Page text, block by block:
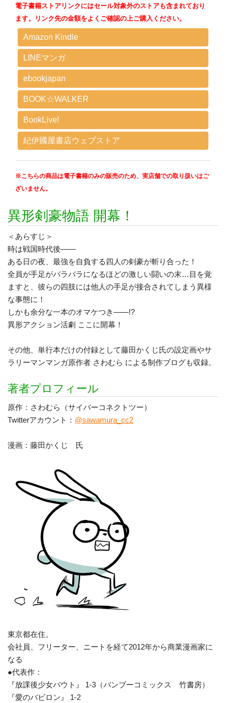
電子書籍ストアリンクにはセール対象外のストアも含まれており
ます。リンク先の金額をよくご確認の上ご購入ください。
Amazon Kindle
LINEマンガ
ebookjapan
BOOK☆WALKER
BookLive!
紀伊國屋書店ウェブストア
※こちらの商品は電子書籍のみの販売のため、実店舗での取り扱いはご
ざいません。
異形剣豪物語 開幕！
＜あらすじ＞
時は戦国時代後――
ある日の夜、最強を自負する四人の剣豪が斬り合った！
全員が手足がバラバラになるほどの激しい闘いの末…目を覚
ますと、彼らの四肢には他人の手足が接合されてしまう異様
な事態に！
しかも余分な一本のオマケつき――!?
異形アクション活劇 ここに開幕！
その他、単行本だけの付録として藤田かくじ氏の設定画やサ
ラリーマンマンガ原作者 さわむら による制作ブログも収録。
著者プロフィール
原作：さわむら（サイバーコネクトツー）
Twitterアカウント： @sawamura_cc2
漫画：藤田かくじ 氏
東京都在住。
会社員、フリーター、ニートを経て2012年から商業漫画家に
なる
●代表作：
『放課後少女バウト』 1-3（バンブーコミックス 竹書房）
『愛のバビロン』 1-2